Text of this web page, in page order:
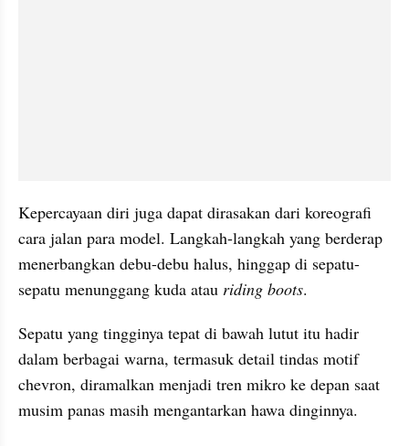
Kepercayaan diri juga dapat dirasakan dari koreografi
cara jalan para model. Langkah-langkah yang berderap
menerbangkan debu-debu halus, hinggap di sepatu-
sepatu menunggang kuda atau riding boots.
Sepatu yang tingginya tepat di bawah lutut itu hadir
dalam berbagai warna, termasuk detail tindas motif
chevron, diramalkan menjadi tren mikro ke depan saat
musim panas masih mengantarkan hawa dinginnya.